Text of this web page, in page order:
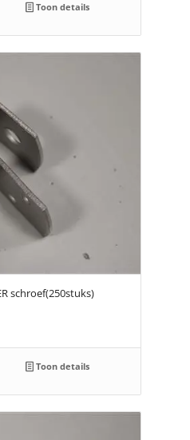
Toon details
schroef(250stuks)
Toon details